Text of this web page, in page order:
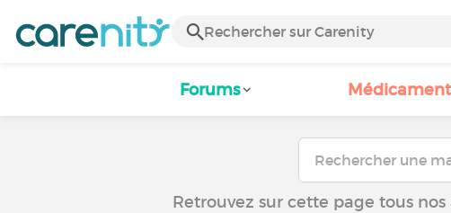
Forums
Retrouvez sur cette page tous